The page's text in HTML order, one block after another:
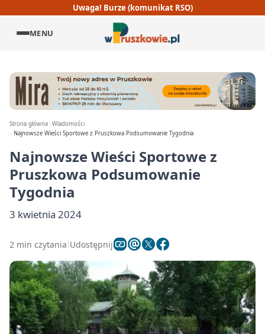
Uwaga! Burze (komunikat RSO)
MENU
Strona główna Wiadomości
Najnowsze Wieści Sportowe z Pruszkowa Podsumowanie Tygodnia
Najnowsze Wieści Sportowe z
Pruszkowa Podsumowanie
Tygodnia
3 kwietnia 2024
2 min czytania Udostępnij